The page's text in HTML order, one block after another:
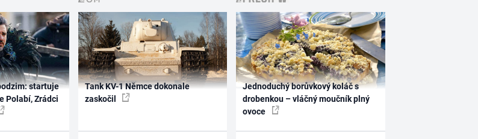
startuje
Polabí, Zrádci
Tank KV-1 Němce dokonale
zaskočil
Jednoduchý borůvkový koláč s
drobenkou – vláčný moučník plný
ovoce